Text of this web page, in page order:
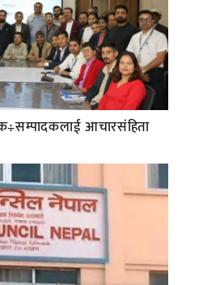
आचारसंहिता